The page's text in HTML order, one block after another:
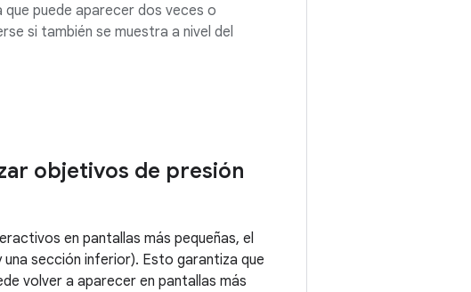
que puede aparecer dos veces o
si también se muestra a nivel del
objetivos de presión
en pantallas más pequeñas, el
sección inferior). Esto garantiza que
volver a aparecer en pantallas más